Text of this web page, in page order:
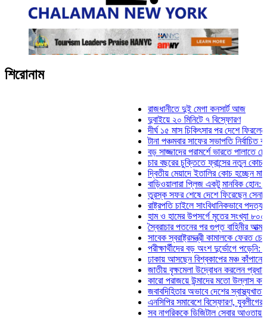
শিরোনাম
রাজধানীতে দুই মেগা কনসার্ট আজ
দুবাইয়ে ২০ মিনিটে ৭ বিস্ফোরণ
দীর্ঘ ১৫ মাস চিকিৎসার পর দেশে ফিরলেন
টানা পঞ্চমবার সাফের সভাপতি নির্বাচিত কাজী
বড় সাজ্জাদের পরামর্শে ভারতে পালাতে
চার বছরের চুক্তিতে ফ্রান্সের নতুন কোচ জিদান
দ্বিতীয় মেয়াদে ইতালির কোচ হচ্ছেন মানচিনি
বাড়িওয়ালারা প্লিজ একটু মানবিক হোন: মনিরা
তুরস্ক সফর শেষে দেশে ফিরেছেন সেনাপ্রধান
রাষ্ট্রপতি চাইলে সাংবিধানিকভাবে পদত্যাগ করতে
হাম ও হামের উপসর্গে মৃতের সংখ্যা ৮০০ ছাড়াল
স্বৈরাচার পতনের পর গুপ্ত বাহিনীর আত্মপ্রকাশ:
সাবেক স্বরাষ্ট্রমন্ত্রী কামালকে ফেরত চেয়ে
পরীক্ষার্থীদের বড় অংশ দুর্ভোগে পড়েনি: ড.
ঢাকায় আসছেন বিশ্বকাপের মঞ্চ কাঁপানো সেই
জাতীয় বৃক্ষমেলা উদ্বোধন করলেন প্রধানমন্ত্রী
কারো পরাজয়ে উন্মাদের মতো উল্লাস করতে হয়
জবাবদিহিতার অভাবে দেশের স্বাস্থ্যখাত নানা
এনসিপির সমাবেশে বিস্ফোরণ, যুবলীগের দুই
সব নাগরিককে ডিজিটাল সেবার আওতায় আনতে